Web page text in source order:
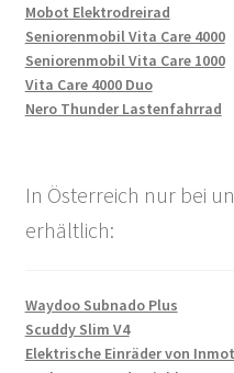
Mobot Elektrodreirad
Seniorenmobil Vita Care 4000
Seniorenmobil Vita Care 1000
Vita Care 4000 Duo
Nero Thunder Lastenfahrrad
In Österreich nur bei
erhältlich:
Waydoo Subnado Plus
Scuddy Slim V4
Elektrische Einräder von